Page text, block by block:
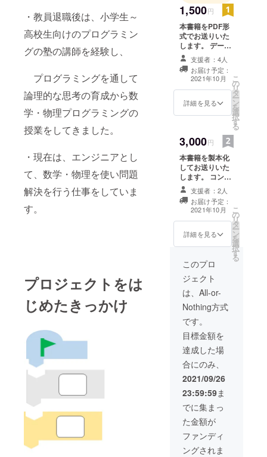
・教員退職後は、小学生～
高校生向けのプログラミン
グの塾の講師を経験し、
プログラミングを通して
論理的な思考の育成から数
学・物理プログラミングの
授業をしてきました。
・現在は、エンジニアとし
て、数学・物理を使い問題
解決を行う仕事をしていま
す。
プロジェクトをは
じめたきっかけ
1,500円
本書籍をPDF形
式でお送りいた
します。 データ
なので持ち運び
自由で、いつで
も学習に役立て
てください。
支援者：4人
お届け予定：
2021年10月
詳細を見る
こ
の
リ
タ
ー
ン
を
選
択
す
る
3,000円
本書籍を製本化
してお送りいた
します。 コン
ピュータがない
ところでも学習
ができます。
支援者：2人
お届け予定：
2021年10月
詳細を見る
こ
の
リ
タ
ー
ン
を
選
択
す
る
このプロ
ジェクト
は、All-or-
Nothing方式
です。
目標金額を
達成した場
合にのみ、
2021/09/26
23:59:59ま
でに集まっ
た金額が
ファンディ
ングされま